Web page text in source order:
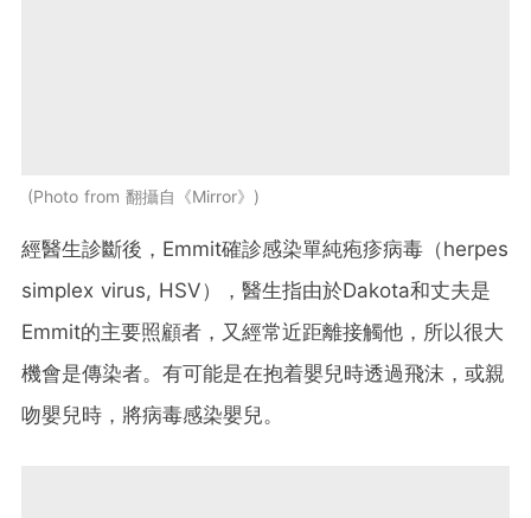
Photo from 翻攝自《Mirror》
經醫生診斷後，Emmit確診感染單純疱疹病毒（herpes
simplex virus, HSV），醫生指由於Dakota和丈夫是
Emmit的主要照顧者，又經常近距離接觸他，所以很大
機會是傳染者。有可能是在抱着嬰兒時透過飛沫，或親
吻嬰兒時，將病毒感染嬰兒。